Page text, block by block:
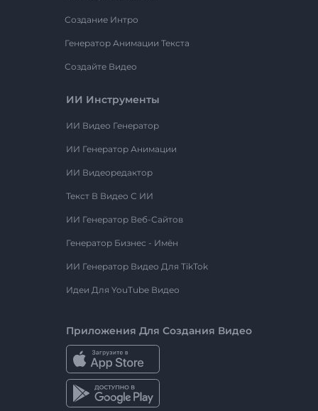
Создание Интро
Генератор Анимации Текста
Создайте Видео
ИИ Инструменты
ИИ Видео Генератор
ИИ Генератор Анимации
ИИ Видеоредактор
Текст В Видео С ИИ
ИИ Генератор Веб-Сайтов
Генератор Бизнес - Имён
ИИ Генератор Видео Для TikTok
Идеи Для YouTube Видео
Приложения Для Создания Видео